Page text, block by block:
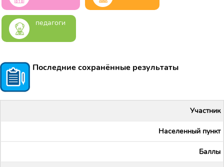
педагоги
Последние сохранённые результаты
Участник
Населенный пункт
Баллы